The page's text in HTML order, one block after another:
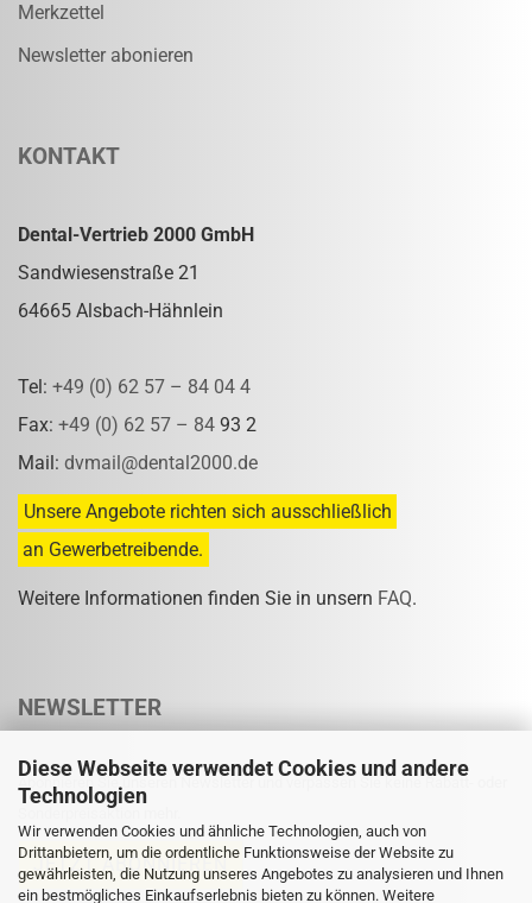
Diese Webseite verwendet Cookies und andere
Technologien
Wir verwenden Cookies und ähnliche Technologien, auch von
Drittanbietern, um die ordentliche Funktionsweise der Website zu
gewährleisten, die Nutzung unseres Angebotes zu analysieren und Ihnen
ein bestmögliches Einkaufserlebnis bieten zu können. Weitere
Merkzettel
Newsletter abonieren
KONTAKT
Dental-Vertrieb 2000 GmbH
Sandwiesenstraße 21
64665 Alsbach-Hähnlein
Tel: +49 (0) 62 57 – 84 04 4
Fax: +49 (0) 62 57 – 84 93 2
Mail: dvmail@dental2000.de
Unsere Angebote richten sich ausschließlich
an Gewerbetreibende.
Weitere Informationen finden Sie in unsern FAQ.
NEWSLETTER
Abonnieren Sie unseren Newsletter und verpassen Sie keine Rabatt- oder
Sonderpreisaktion mehr.